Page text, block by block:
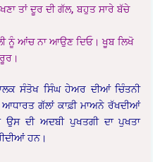
ਤਾਂ ਦੂਰ ਦੀ ਗੱਲ, ਬਹੁਤ ਸਾਰੇ ਬੱਚੇ
ਨੂੰ ਆਂਚ ਨਾ ਆਉਣ ਦਿਓ। ਖੂਬ ਲਿਖੋ
ਸੰਤੋਖ ਸਿੰਘ ਹੇਅਰ ਦੀਆਂ ਚਿੰਤਨੀ
ਗੱਲਾਂ ਕਾਫ਼ੀ ਮਾਅਨੇ ਰੱਖਦੀਆਂ
ਦੀ ਅਦਬੀ ਪੁਖਤਗੀ ਦਾ ਪੁਖਤਾ
ਹਨ।